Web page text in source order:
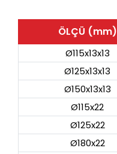
ÖLÇÜ (mm)
Ø115x13x13
Ø125x13x13
Ø150x13x13
Ø115x22
Ø125x22
Ø180x22